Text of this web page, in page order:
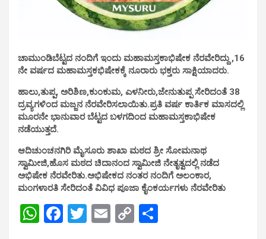
ಚಾಮುಂಡಿಬೆಟ್ಟದ ನಂದಿಗೆ ಇಂದು ಮಹಾಮಸ್ತಕಾಭಿಷೇಕ ನೆರವೇರಿದ್ದು ,16
ನೇ ವರ್ಷದ ಮಹಾಮಸ್ತಕಭಿಷೇಕಕ್ಕೆ ನೂರಾರು ಭಕ್ತರು ಸಾಕ್ಷಿಯಾದರು.
ಹಾಲು,ತುಪ್ಪ, ಅರಿಶಿಣ,ಕುಂಕುಮ, ಎಳನೀರು,ಜೇನುತುಪ್ಪ ಸೇರಿದಂತೆ 38
ದ್ರವ್ಯಗಳಿಂದ ಮಜ್ಜನ ನೆರವೇರಿಸಲಾಯಿತು.ಪ್ರತಿ ವರ್ಷ ಕಾರ್ತಿಕ ಮಾಸದಲ್ಲಿ
ಮೂರನೇ ಭಾನುವಾರ ಬೆಟ್ಟದ ಬಳಗದಿಂದ ಮಹಾಮಸ್ತಕಾಭಿಷೇಕ
ನಡೆಯುತ್ತದೆ.
ಆದಿಚುಂಚನಗಿರಿ ಮೈಸೂರು ಶಾಖಾ ಮಠದ ಶ್ರೀ ಸೋಮನಾಥ
ಸ್ವಾಮೀಜಿ,ಹೊಸ ಮಠದ ಚಿದಾನಂದ ಸ್ವಾಮೀಜಿ ನೇತೃತ್ವದಲ್ಲಿ ನಡೆದ
ಅಭಿಷೇಕ ನೆರವೇರಿತು.ಅಭಿಷೇಕದ ನಂತರ ನಂದಿಗೆ ಅಲಂಕಾರ,
ಮಂಗಳಾರತಿ ಸೇರಿದಂತೆ ವಿವಿಧ ಪೂಜಾ ಕೈಂಕರ್ಯಗಳು ನೆರವೇರಿತು
W F
T
E
C